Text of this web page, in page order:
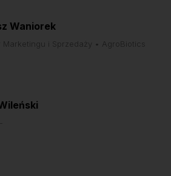
Waniorek
i Sprzedaży • AgroBiotics